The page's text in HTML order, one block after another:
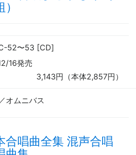
52〜53 [CD]
16発売
3,143円（本体2,857円）
オムニバス
合唱曲全集 混声合唱